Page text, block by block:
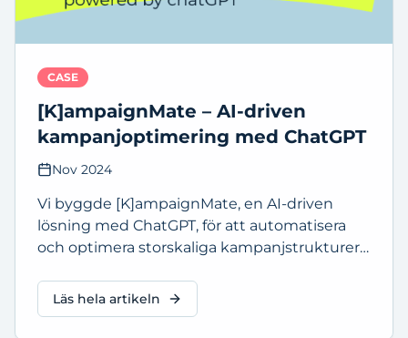
CASE
[K]ampaignMate – AI-driven
kampanjoptimering med ChatGPT
Nov 2024
Vi byggde [K]ampaignMate, en AI-driven
lösning med ChatGPT, för att automatisera
och optimera storskaliga kampanjstrukturer –
Läs hela artikeln